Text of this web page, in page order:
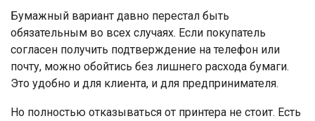
Бумажный вариант давно перестал быть
обязательным во всех случаях. Если покупатель
согласен получить подтверждение на телефон или
почту, можно обойтись без лишнего расхода бумаги.
Это удобно и для клиента, и для предпринимателя.
Но полностью отказываться от принтера не стоит. Есть